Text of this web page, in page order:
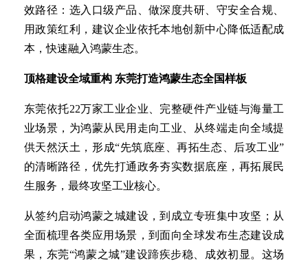
效路径：选入口级产品、做深度共研、守安全合规、
用政策红利，建议企业依托本地创新中心降低适配成
本，快速融入鸿蒙生态。
顶格建设全域重构 东莞打造鸿蒙生态全国样板
东莞依托22万家工业企业、完整硬件产业链与海量工
业场景，为鸿蒙从民用走向工业、从终端走向全域提
供天然沃土，形成“先筑底座、再拓生态、后攻工业”
的清晰路径，优先打通政务夯实数据底座，再拓展民
生服务，最终攻坚工业核心。
从签约启动鸿蒙之城建设，到成立专班集中攻坚；从
全面梳理各类应用场景，到面向全球发布生态建设成
果，东莞“鸿蒙之城”建设蹄疾步稳、成效初显。这场